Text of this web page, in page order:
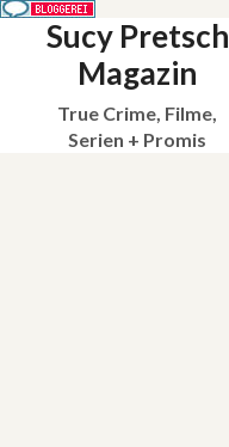
Sucy Pretsch
Magazin
True Crime, Filme,
Serien + Promis